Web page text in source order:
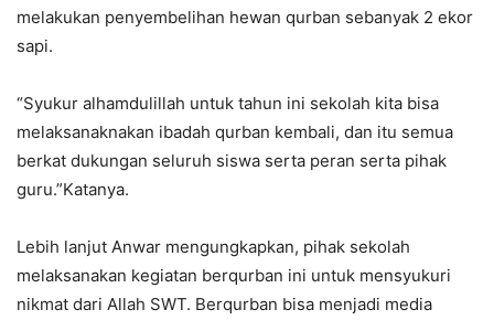
melakukan penyembelihan hewan qurban sebanyak 2 ekor
sapi.
“Syukur alhamdulillah untuk tahun ini sekolah kita bisa
melaksanaknakan ibadah qurban kembali, dan itu semua
berkat dukungan seluruh siswa serta peran serta pihak
guru.”Katanya.
Lebih lanjut Anwar mengungkapkan, pihak sekolah
melaksanakan kegiatan berqurban ini untuk mensyukuri
nikmat dari Allah SWT. Berqurban bisa menjadi media